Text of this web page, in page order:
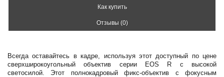
Как купить
Отзывы (0)
Всегда оставайтесь в кадре, используя этот доступный по цене
сверхширокоугольный объектив серии EOS R с высокой
светосилой. Этот полнокадровый фикс-объектив с фокусным